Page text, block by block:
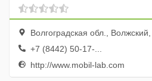
Волгоградская обл.,
+7 (8442) 50-17-...
http://www.mobil-lab.com